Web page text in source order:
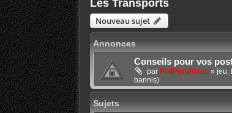
Les Transports
Nouveau sujet
Annonces
Conseils pour vos
par PhilPotoPhoto» jeu.
bannis)
Sujets